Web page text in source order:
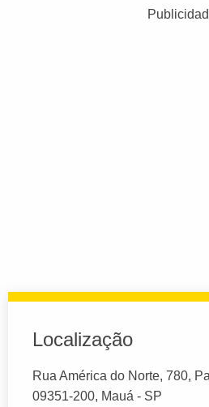
Localização
Rua América do Norte, 780,
09351-200, Mauá - SP